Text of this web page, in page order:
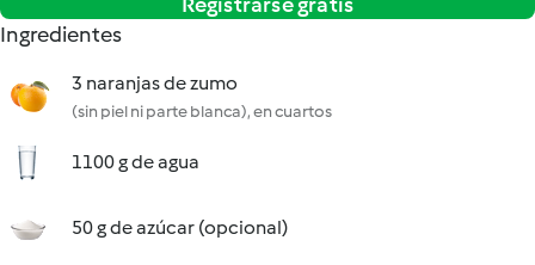
Ingredientes
3 naranjas de zumo
(sin piel ni parte blanca), en cuartos
1100 g de agua
50 g de azúcar (opcional)